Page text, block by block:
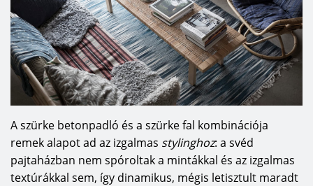
A szürke betonpadló és a szürke fal kombinációja
remek alapot ad az izgalmas stylinghoz: a svéd
pajtaházban nem spóroltak a mintákkal és az izgalmas
textúrákkal sem, így dinamikus, mégis letisztult maradt